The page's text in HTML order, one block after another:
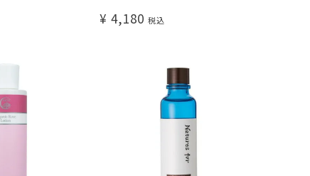
¥ 4,180 税込